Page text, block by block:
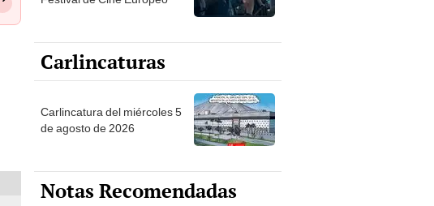
Carlincaturas
Carlincatura del miércoles 5
de agosto de 2026
Notas Recomendadas